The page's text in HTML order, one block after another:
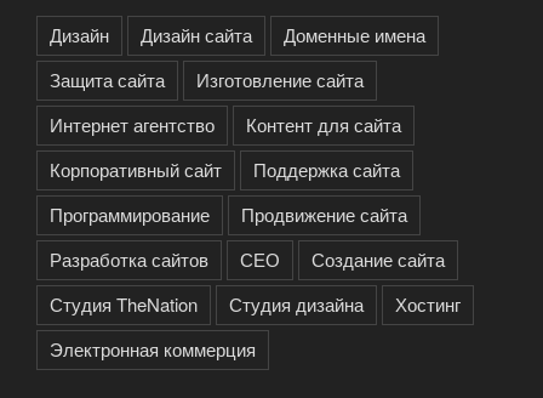
Дизайн Дизайн сайта
Доменные имена
Защита сайта
Изготовление сайта
Интернет агентство
Контент для сайта
Корпоративный сайт
Поддержка сайта
Программирование
Продвижение сайта
Разработка сайтов
СЕО
Создание сайта
Студия TheNation
Студия дизайна
Хостинг
Электронная коммерция